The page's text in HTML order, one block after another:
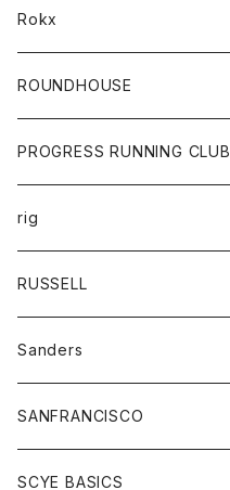
バック
カットソー
カーディガン
ニット
ベスト
ボトムス
ショートパンツ
パンツ
レディース
カットソー
コート
バック
ショートパンツ
Rokx
ボトム
ROUNDHOUSE
エプロン
キッズ
オーバーオール
ボトム
ペインターパンツ
PROGRESS RUNNING CLUB
トップス
Tシャツ
グッズ
帽子
rig
RUSSELL
アウター
コート
パーカー
スカート
Tシャツ
Sanders
グッズ
靴
SANFRANCISCO
アウター
SCYE BASICS